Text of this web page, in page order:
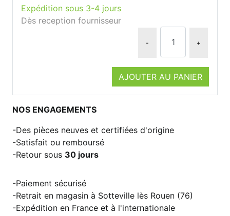
Expédition sous 3-4 jours
Dès reception fournisseur
- +
AJOUTER AU PANIER
NOS ENGAGEMENTS
Des pièces neuves et certifiées d'origine
Satisfait ou remboursé
Retour sous 30 jours
Paiement sécurisé
Retrait en magasin à Sotteville lès Rouen (76)
Expédition en France et à l'internationale